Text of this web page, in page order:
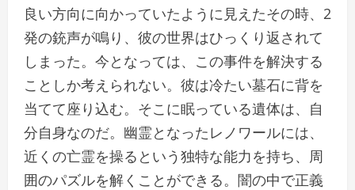
良い方向に向かっていたように見えたその時、2
発の銃声が鳴り、彼の世界はひっくり返されて
しまった。今となっては、この事件を解決する
ことしか考えられない。彼は冷たい墓石に背を
当てて座り込む。そこに眠っている遺体は、自
分自身なのだ。幽霊となったレノワールには、
近くの亡霊を操るという独特な能力を持ち、周
囲のパズルを解くことができる。闇の中で正義